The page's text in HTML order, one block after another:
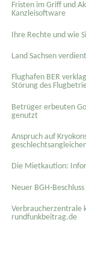
Fristen im Griff und
Kanzleisoftware
Ihre Rechte und wie
Land Sachsen
Flughafen BER
Störung des
Betrüger erbeuten
genutzt
Anspruch auf
Die Mietkaution:
Neuer BGH-
Verbraucherzentrale
rundfunkbeitrag.de